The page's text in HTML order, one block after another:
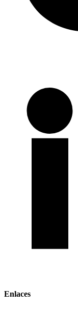
Enlaces